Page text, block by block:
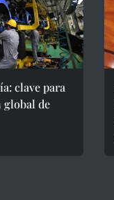
clave para
de